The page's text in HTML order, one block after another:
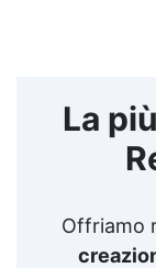
La
Offriamo